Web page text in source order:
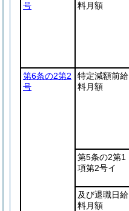
号
料月額
第6条の2第2
号
特定減額前給
料月額
第5条の2第1
項第2号イ
及び退職日給
料月額